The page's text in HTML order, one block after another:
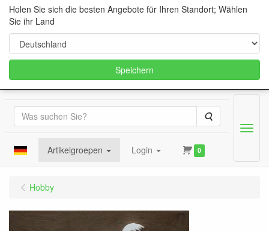
Suche
Artikelgroepen Login 0
Menu
Hobby
Holen Sie sich die besten Angebote für Ihren Standort; Wählen
Sie ihr Land
Speichern